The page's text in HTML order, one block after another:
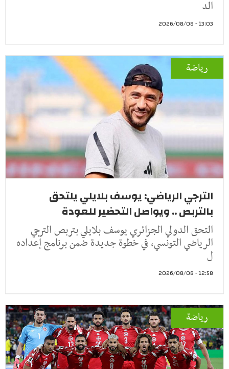
الد
13:03 - 2026/08/08
رياضة
الترجي الرياضي: يوسف بلايلي يلتحق
بالتربص .. ويواصل التحضير للعودة
التحق الدولي الجزائري يوسف بلايلي بتربص الترجي
الرياضي التونسي، في خطوة جديدة ضمن برنامج إعداده
ل
12:58 - 2026/08/08
رياضة